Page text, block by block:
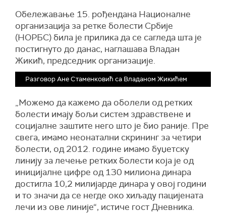
Обележавање 15. рођендана Националне
организација за ретке болести Србије
(НОРБС) била је прилика да се сагледа шта је
постигнуто до данас, наглашава Владан
Жикић, председник организације.
Разговор Ане Стаменковић са Владаном Жикићем
„Можемо да кажемо да оболели од ретких
болести имају бољи систем здравствене и
социјалне заштите него што је био раније. Пре
свега, имамо неонатални скрининг за четири
болести, од 2012. године имамо буџетску
линију за лечење ретких болести која је од
иницијалне цифре од 130 милиона динара
достигла 10,2 милијарде динара у овој години
и то значи да се негде око хиљаду пацијената
лечи из ове линије“, истиче гост Дневника.